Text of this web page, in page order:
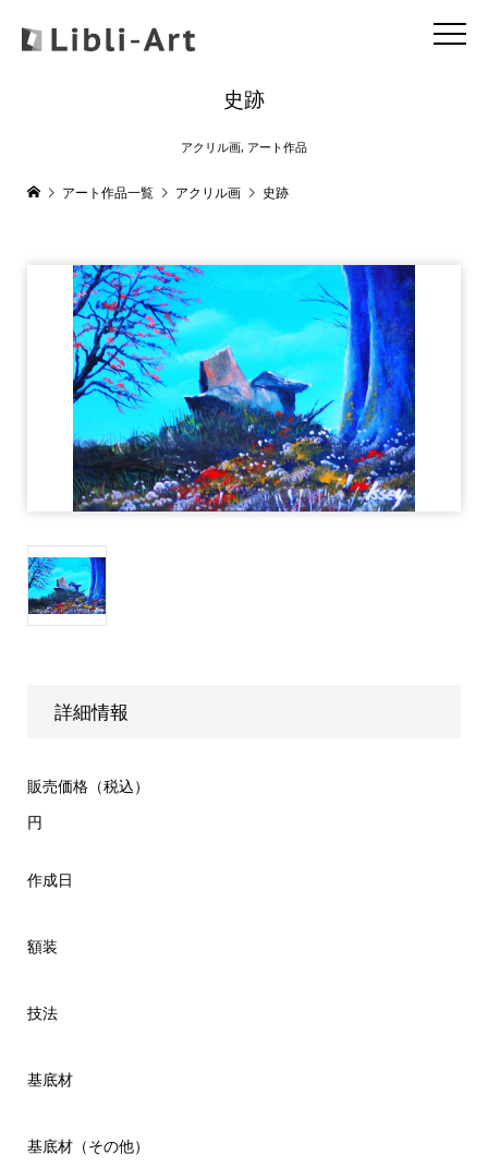
史跡
アクリル画, アート作品
アート作品一覧 アクリル画 史跡
詳細情報
販売価格（税込）
円
作成日
額装
技法
基底材
基底材（その他）